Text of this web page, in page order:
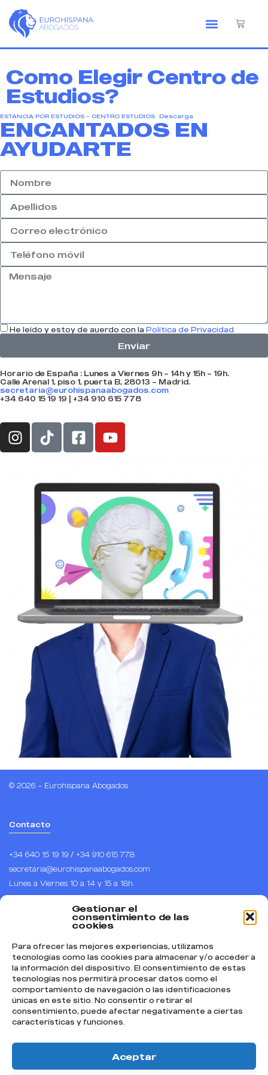
Gestionar el
consentimiento de las
cookies
Para ofrecer las mejores experiencias, utilizamos
tecnologías como las cookies para almacenar y/o acceder a
la información del dispositivo. El consentimiento de estas
tecnologías nos permitirá procesar datos como el
comportamiento de navegación o las identificaciones
únicas en este sitio. No consentir o retirar el
consentimiento, puede afectar negativamente a ciertas
características y funciones.
Aceptar
Como Elegir Centro de
Estudios?
ESTANCIA POR ESTUDIOS – CENTRO ESTUDIOS Descarga
ENCANTADOS EN
AYUDARTE
He leído y estoy de auerdo con la Política de Privacidad
Enviar
Horario de España : Lunes a Viernes 9h – 14h y 15h – 19h.
Calle Arenal 1, piso 1, puerta B, 28013 – Madrid.
secretaria@eurohispanaabogados.com
+34 640 15 19 19 | +34 910 615 778
© 2026 – Eurohispana Abogados
Contacto
+34 640 15 19 19 / +34 910 615 778
secretaria@eurohispanaabogados.com
Lunes a Viernes 10 a 14 y 15 a 18h.
Horario de España (CET), UTC +1
Calle Arenal 1, piso 1, puerta B, 28013 – Madrid.
Síguenos
Instagram
Facebook
YouTube